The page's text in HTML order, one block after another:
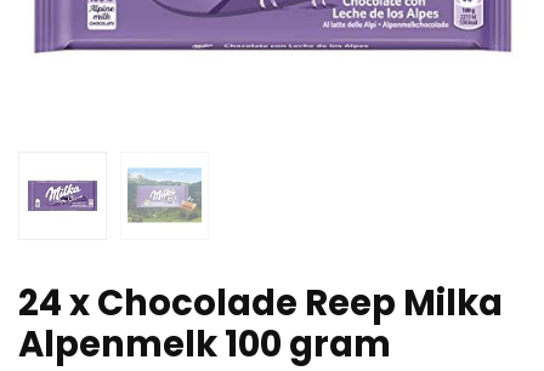
24 x Chocolade Reep Milka
Alpenmelk 100 gram